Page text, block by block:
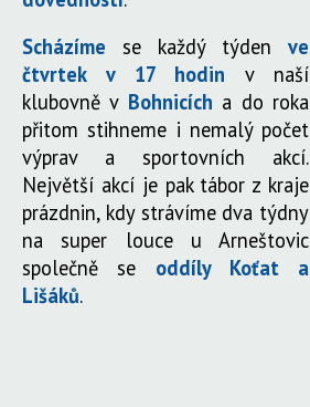
Scházíme
se každý týden ve
čtvrtek v 17 hodin v naší
klubovně v Bohnicích a do roka
přitom stihneme i nemalý počet
výprav a sportovních akcí.
Největší akcí je pak tábor z kraje
prázdnin, kdy strávíme dva týdny
na super louce u Arneštovic
společně se oddíly Koťat a
Lišáků.